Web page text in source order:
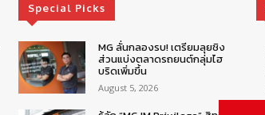
Special Picks
MG ลั่นกลองรบ! เตรียมลุยชิง
ส่วนแบ่งตลาดรถยนต์กลุ่มไฮ
บริดเพิ่มขึ้น
August 5, 2026